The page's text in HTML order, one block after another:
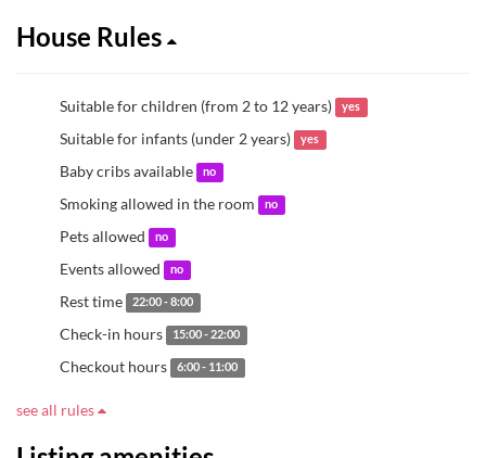
House Rules
Suitable for children (from 2 to 12 years) yes
Suitable for infants (under 2 years) yes
Baby cribs available no
Smoking allowed in the room no
Pets allowed no
Events allowed no
Rest time 22:00 - 8:00
Check-in hours 15:00 - 22:00
Checkout hours 6:00 - 11:00
see all rules